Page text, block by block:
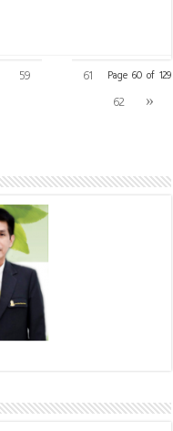
Page 60 of 129
59
61
62
»